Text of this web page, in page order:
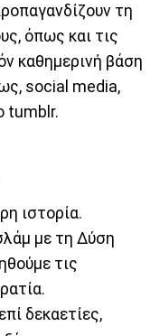
τη
όπως και τις
καθημερινή βάση
social media,
tumblr.
ιστορία.
με τη Δύση
τις
δεκαετίες,